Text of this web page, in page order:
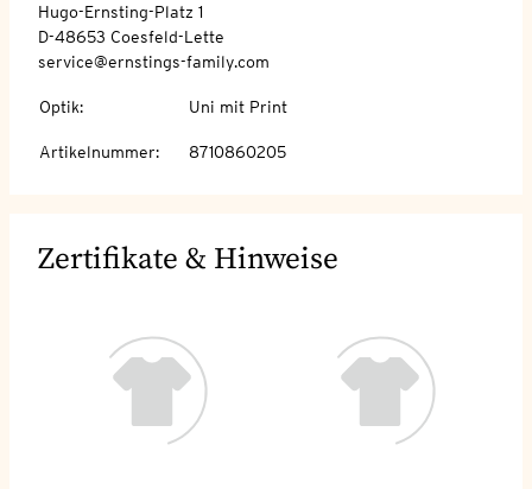
Hugo-Ernsting-Platz 1
D-48653 Coesfeld-Lette
service@ernstings-family.com
Optik: Uni mit Print
Artikelnummer: 8710860205
Zertifikate & Hinweise